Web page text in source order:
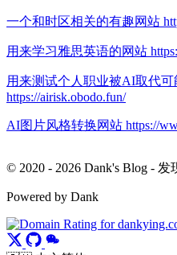
一个和时区相关的有趣网站
用来学习雅思英语的网站
用来测试个人职业被AI取代
https://airisk.obodo.fun/
AI图片风格转换网站 https://
© 2020 - 2026 Dank's Blog -
Powered by Dank